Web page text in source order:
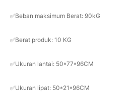
✅Beban maksimum Berat: 90kG
✅Berat produk: 10 KG
✅Ukuran lantai: 50*77*96CM
✅Ukuran lipat: 50*21*96CM